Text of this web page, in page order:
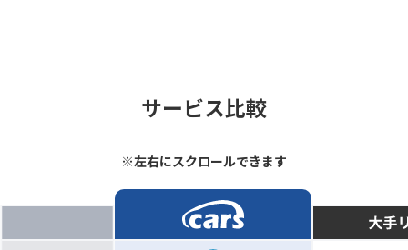
サービス比較
※左右にスクロールできます